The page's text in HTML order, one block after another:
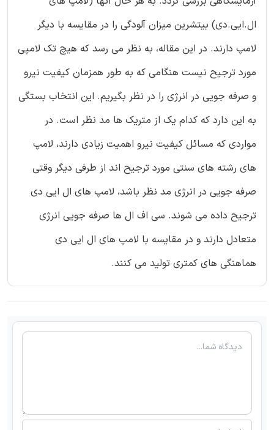
ال.ایی.دی) بیتشرین میزان آلودگی را در مقایسه با دیگر
لامپ دارند. در این مقاله، به نظر می رسد که هیچ تک لامپی
مورد ترجیح نیست هنگامی که به طور همزمان کیفیت نیرو
و صرفه جویی در انرژی را در نظر بگیریم. این انتخاب بستگی
به این دارد که کدام یک از متریک ها مد نظر است. در
مواردی که مسائل کیفیت نیرو اهمیت زیادی دارند، لامپ
های رشته های سنتی مورد ترجیح اند از طرفی دیگر وقتی
صرفه جویی در انرژی مد نظر باشد، لامپ های ال ایی دی
ترجیح داده می شوند. سی اف ال ها صرفه جویی انرژی
متعادل دارند و در مقایسه با لامپ های ال ایی دی
هماهنگی های کمتری تولید می کنند.